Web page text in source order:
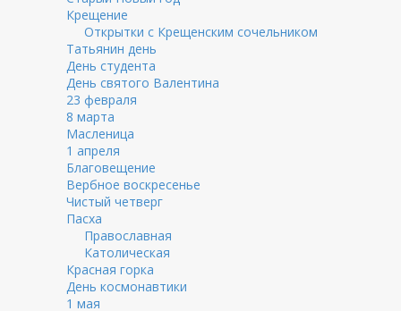
Крещение
Открытки с Крещенским сочельником
Татьянин день
День студента
День святого Валентина
23 февраля
8 марта
Масленица
1 апреля
Благовещение
Вербное воскресенье
Чистый четверг
Пасха
Православная
Католическая
Красная горка
День космонавтики
1 мая